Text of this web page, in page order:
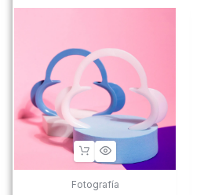
Fotografía